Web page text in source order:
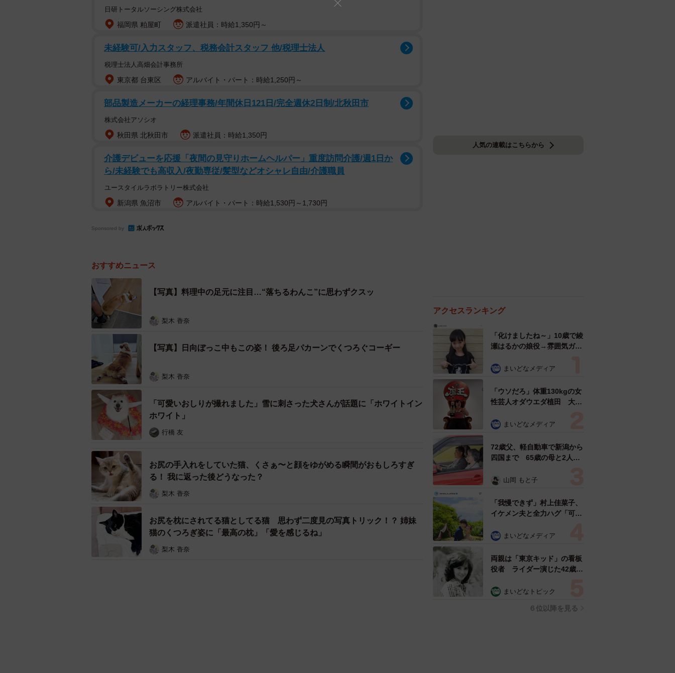
日研トータルソーシング株式会社
福岡県 粕屋町 派遣社員：時給1,350円～
未経験可/入力スタッフ、税務会計スタッフ 他/税理士法人
税理士法人高畑会計事務所
東京都 台東区 アルバイト・パート：時給1,250円～
部品製造メーカーの経理事務/年間休日121日/完全週休2日制/北秋田市
株式会社アソシオ
秋田県 北秋田市 派遣社員：時給1,350円
介護デビューを応援「夜間の見守りホームヘルパー」重度訪問介護/週1日か
ら/未経験でも高収入/夜勤専従/髪型などオシャレ自由/介護職員
ユースタイルラボラトリー株式会社
新潟県 魚沼市 アルバイト・パート：時給1,530円～1,730円
Sponsored by
おすすめニュース
【写真】料理中の足元に注目…“落ちるわんこ”に思わずクスッ
梨木 香奈
【写真】日向ぼっこ中もこの姿！ 後ろ足パカーンでくつろぐコーギー
梨木 香奈
「可愛いおしりが撮れました」雪に刺さった犬さんが話題に「ホワイトイン
ホワイト」
行橋 友
お尻の手入れをしていた猫、くさぁ〜と顔をゆがめる瞬間がおもしろすぎ
る！ 我に返った後どうなった？
梨木 香奈
お尻を枕にされてる猫としてる猫 思わず二度見の写真トリック！？ 姉妹
猫のくつろぎ姿に「最高の枕」「愛を感じるね」
梨木 香奈
人気の連載はこちらから
アクセスランキング
「化けましたね～」10歳で綾
瀬はるかの娘役→雰囲気ガラ
雰囲気が」「宝塚に入れそ
まいどなメディア
「ウソだろ」体重130kgの女
性芸人オダウエダ植田 大学
で」 まいどなメディア
72歳父、軽自動車で新潟から
四国まで 65歳の母と2人で
憩まで分刻み… 「大学生で
山岡 もと子
「我慢できず」村上佳菜子、
イケメン夫と全力ハグ「可愛
まいどなメディア
両親は「東京キッド」の看板
役者 ライダー演じた42歳元
ングフォト」計画を明言
まいどなトピック
６位以降を見る